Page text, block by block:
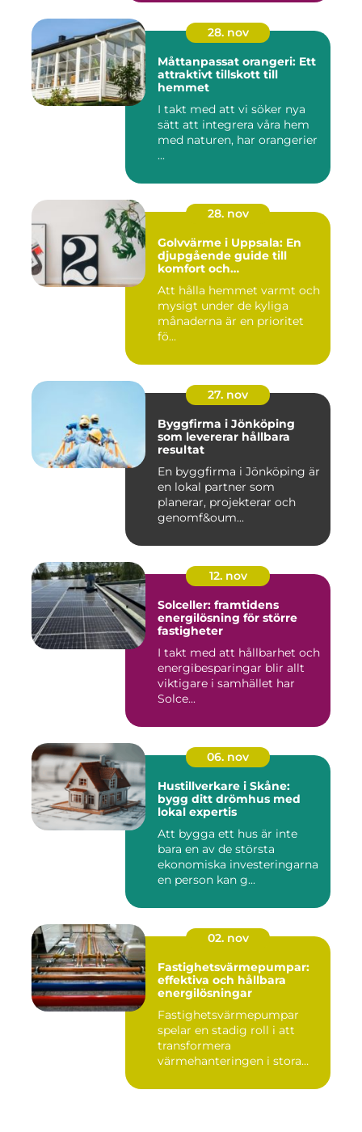
28. nov
Måttanpassat orangeri: Ett
attraktivt tillskott till
hemmet
I takt med att vi söker nya
sätt att integrera våra hem
med naturen, har orangerier
...
28. nov
Golvvärme i Uppsala: En
djupgående guide till
komfort och
Att hålla hemmet varmt och
mysigt under de kyliga
månaderna är en prioritet
fö...
27. nov
Byggfirma i Jönköping
som levererar hållbara
resultat
En byggfirma i Jönköping är
en lokal partner som
planerar, projekterar och
genomf&oum...
12. nov
Solceller: framtidens
energilösning för större
fastigheter
I takt med att hållbarhet och
energibesparingar blir allt
viktigare i samhället har
Solce...
06. nov
Hustillverkare i Skåne:
bygg ditt drömhus med
lokal expertis
Att bygga ett hus är inte
bara en av de största
ekonomiska investeringarna
en person kan g...
02. nov
Fastighetsvärmepumpar:
effektiva och hållbara
energilösningar
Fastighetsvärmepumpar
spelar en stadig roll i att
transformera
värmehanteringen i stora